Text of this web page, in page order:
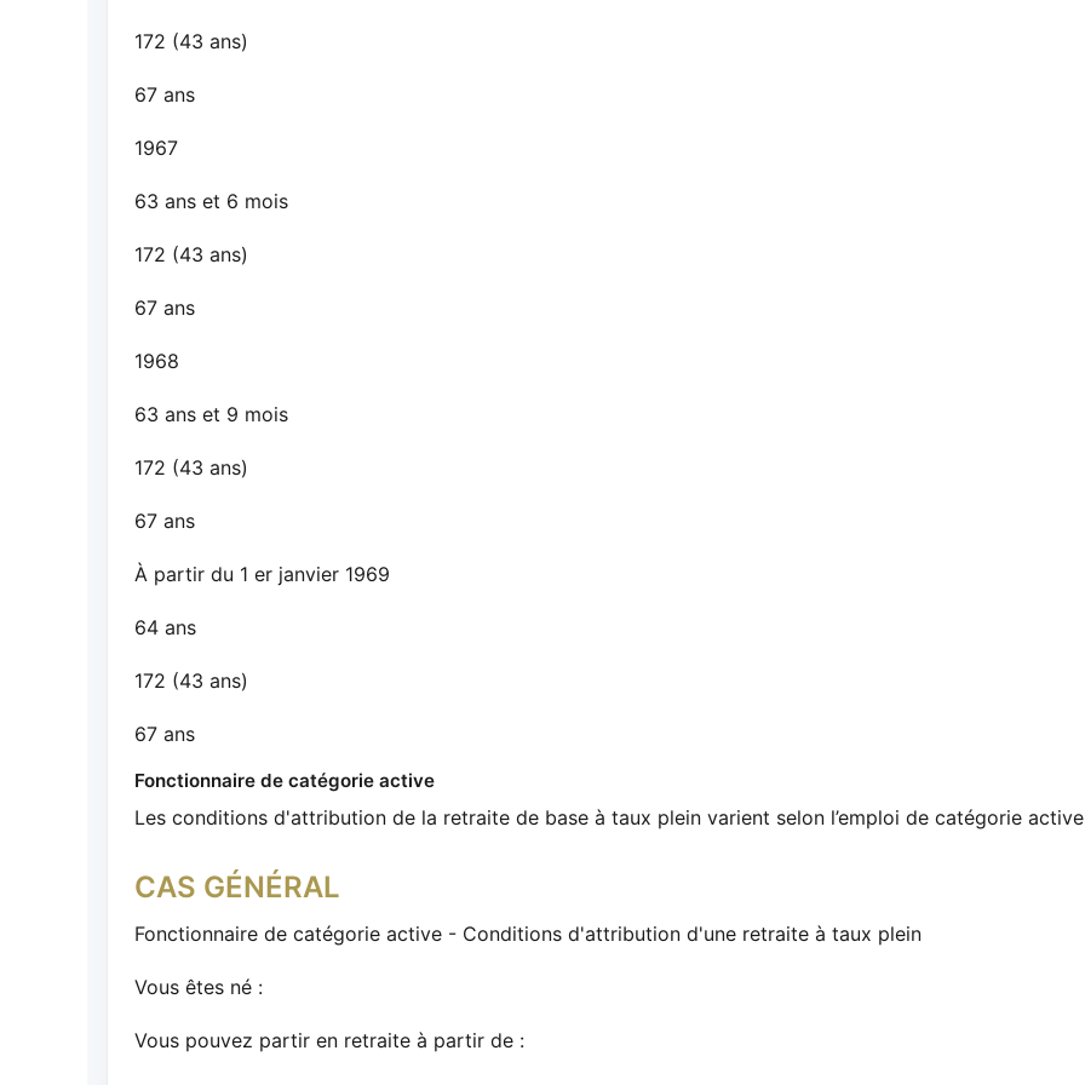
172 (43 ans)
67 ans
1967
63 ans et 6 mois
172 (43 ans)
67 ans
1968
63 ans et 9 mois
172 (43 ans)
67 ans
À partir du 1 er janvier 1969
64 ans
172 (43 ans)
67 ans
Fonctionnaire de catégorie active
Les conditions d'attribution de la retraite de base à taux plein varient selon l’emploi de catégorie
CAS GÉNÉRAL
Fonctionnaire de catégorie active - Conditions d'attribution d'une retraite à taux plein
Vous êtes né :
Vous pouvez partir en retraite à partir de :